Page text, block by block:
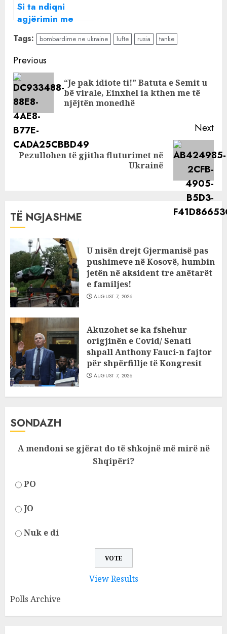
Si ta ndiqni
agjërimin me
ndërprerje?
Këshillat që
duhet t’i dini
Tags: bombardime ne ukraine lufte rusia tanke
Continue
Reading
Previous
“Je pak idiote ti!” Batuta e Semit u
bë virale, Einxhel ia kthen me të
njëjtën monedhë
Next
Next
Pezullohen të gjitha fluturimet në
Ukrainë
TË NGJASHME
U nisën drejt Gjermanisë pas
pushimeve në Kosovë, humbin
jetën në aksident tre anëtarët
e familjes!
AUGUST 7, 2026
Akuzohet se ka fshehur
origjinën e Covid/ Senati
shpall Anthony Fauci-n fajtor
për shpërfillje të Kongresit
AUGUST 7, 2026
SONDAZH
A mendoni se gjërat do të shkojnë më mirë në
Shqipëri?
PO
JO
Nuk e di
View Results
Polls Archive